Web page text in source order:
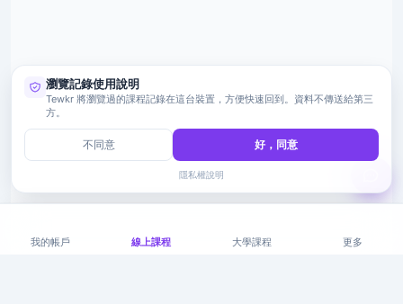
我的帳戶 線上課程 大學課程 更多
瀏覽記錄使用說明
Tewkr 將瀏覽過的課程記錄在這台裝置，方便快速回到。資料不傳送給第三
方。
不同意 好，同意
隱私權說明